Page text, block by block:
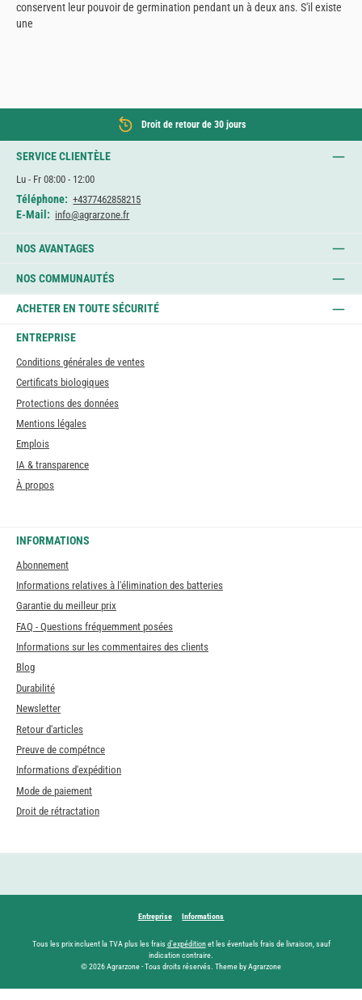
conservent leur pouvoir de germination pendant un à deux ans. S'il existe
une
Droit de retour de 30 jours
SERVICE CLIENTÈLE
Lu - Fr 08:00 - 12:00
Téléphone: +4377462858215
E-Mail: info@agrarzone.fr
NOS AVANTAGES
NOS COMMUNAUTÉS
ACHETER EN TOUTE SÉCURITÉ
ENTREPRISE
Conditions générales de ventes
Certificats biologiques
Protections des données
Mentions légales
Emplois
IA & transparence
À propos
INFORMATIONS
Abonnement
Informations relatives à l'élimination des batteries
Garantie du meilleur prix
FAQ - Questions fréquemment posées
Informations sur les commentaires des clients
Blog
Durabilité
Newsletter
Retour d'articles
Preuve de compétnce
Informations d'expédition
Mode de paiement
Droit de rétractation
Entreprise Informations
Tous les prix incluent la TVA plus les frais d'expéditionet les éventuels frais de livraison, sauf
indication contraire.
© 2026 Agrarzone - Tous droits réservés. Theme by Agrarzone